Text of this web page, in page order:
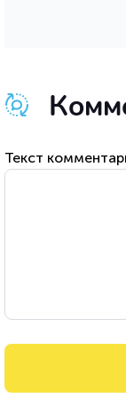
Текст